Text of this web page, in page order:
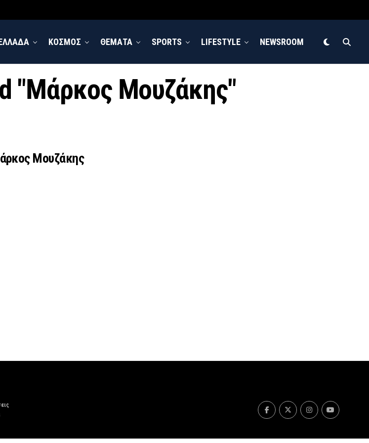
ΚΟΣΜΟΣ ΘΕΜΑΤΑ SPORTS LIFESTYLE NEWSROOM
"Μάρκος Μουζάκης"
Μουζάκης